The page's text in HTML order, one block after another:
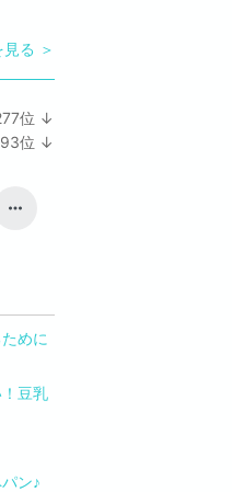
る ＞
位 ↓
位 ↓
めに
豆乳
ン♪